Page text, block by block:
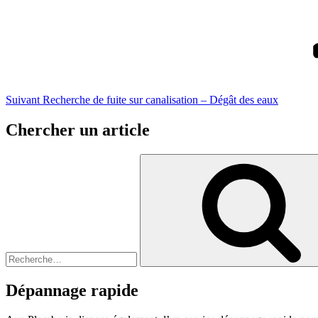
Suivant Recherche de fuite sur canalisation – Dégât des eaux
Chercher un article
Dépannage rapide